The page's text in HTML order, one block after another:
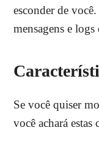
esconder de
mensagens e
Se você quiser
você achará estas